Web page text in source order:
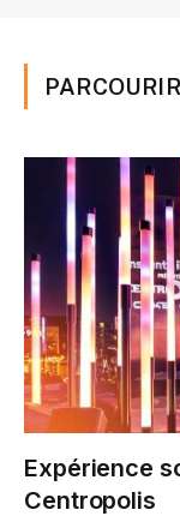
Expérience
Centropolis